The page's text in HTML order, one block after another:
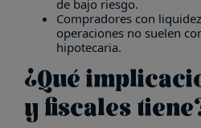
de bajo riesgo.
Compradores con
operaciones no suelen
hipotecaria.
¿Qué
y fiscales